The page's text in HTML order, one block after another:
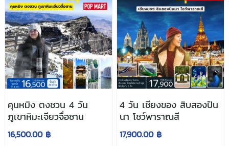
คุนหมิง ตงชวน 4 วัน
ภูเขาหิมะเจียวจื่อซาน
16,500.00 ฿
4 วัน เชียงของ สิบสองปัน
นา โชว์พาราณสี
17,900.00 ฿